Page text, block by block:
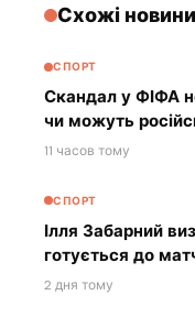
Схожі новини
СПОРТ
Скандал у ФІФА
чи можуть
11 часов тому
СПОРТ
Ілля Забарний
готується до
2 дня тому